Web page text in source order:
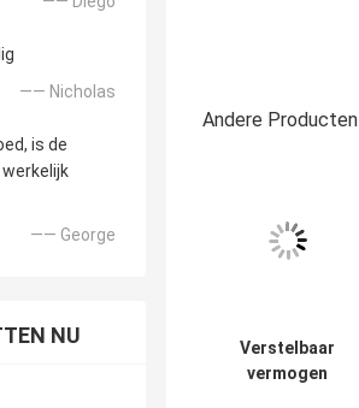
—— Nicholas
is de
—— George
NU
Andere Producten
Verstelbaar
vermogen